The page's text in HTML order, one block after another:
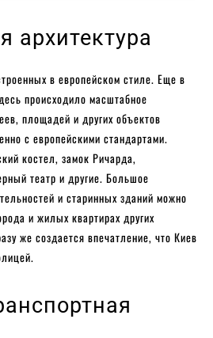
архитектура
в европейском стиле. Еще в
происходило масштабное
площадей и других объектов
с европейскими стандартами.
костел, замок Ричарда,
театр и другие. Большое
и старинных зданий можно
и жилых квартирах других
же создается впечатление, что Киев